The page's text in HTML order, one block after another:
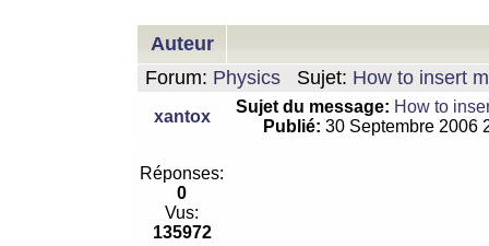
Auteur
Forum: Physics Sujet: How to insert
xantox
Sujet du message: How to
Publié: 30 Septembre 2006
Réponses:
0
Vus:
135972